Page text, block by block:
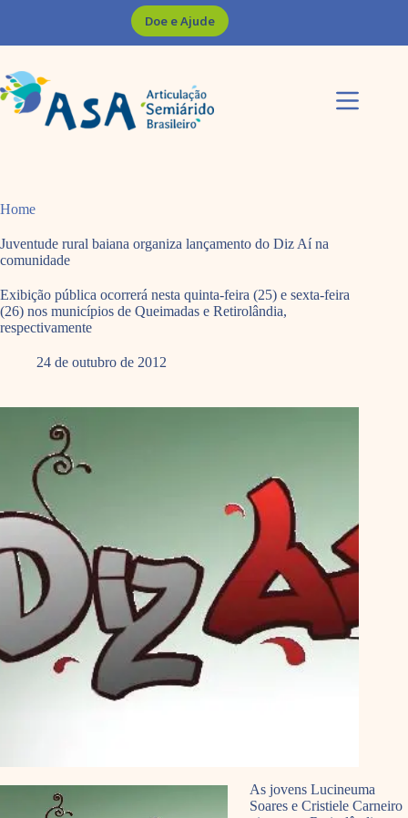
Doe e Ajude
Home
Juventude rural baiana organiza lançamento do Diz Aí na
comunidade
Exibição pública ocorrerá nesta quinta-feira (25) e sexta-feira
(26) nos municípios de Queimadas e Retirolândia,
respectivamente
24 de outubro de 2012
As jovens Lucineuma
Soares e Cristiele Carneiro